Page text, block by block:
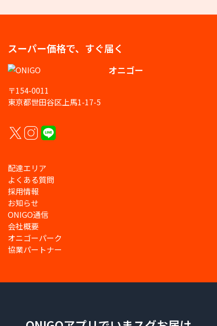
スーパー価格で、すぐ届く
オニゴー
〒154-0011
東京都世田谷区上馬1-17-5
配達エリア
よくある質問
採用情報
お知らせ
ONIGO通信
会社概要
オニゴーパーク
協業パートナー